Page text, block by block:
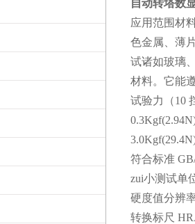
自动转塔数
应用范围材
色金属、薄
试诸如玻璃
材料。它能
试验力（10
符合标准
zui小测试单
硬度值分辨
转换标尺